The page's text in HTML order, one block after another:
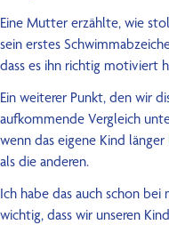
Eine Mutter erzählte, wie
sein erstes
dass es ihn richtig motiviert
Ein weiterer Punkt, den wir
aufkommende Vergleich
wenn das eigene Kind
als die anderen.
Ich habe das auch schon
wichtig, dass wir unseren